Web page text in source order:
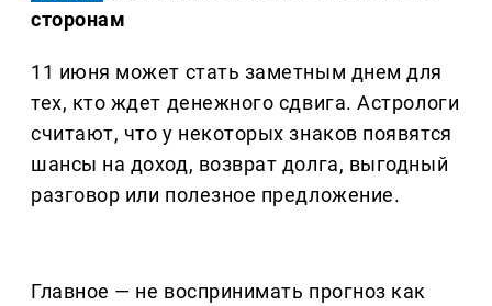
сторонам
11 июня может стать заметным днем для
тех, кто ждет денежного сдвига. Астрологи
считают, что у некоторых знаков появятся
шансы на доход, возврат долга, выгодный
разговор или полезное предложение.
Главное — не воспринимать прогноз как